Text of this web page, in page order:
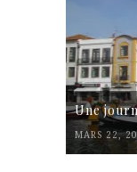
Une
MARS 22,